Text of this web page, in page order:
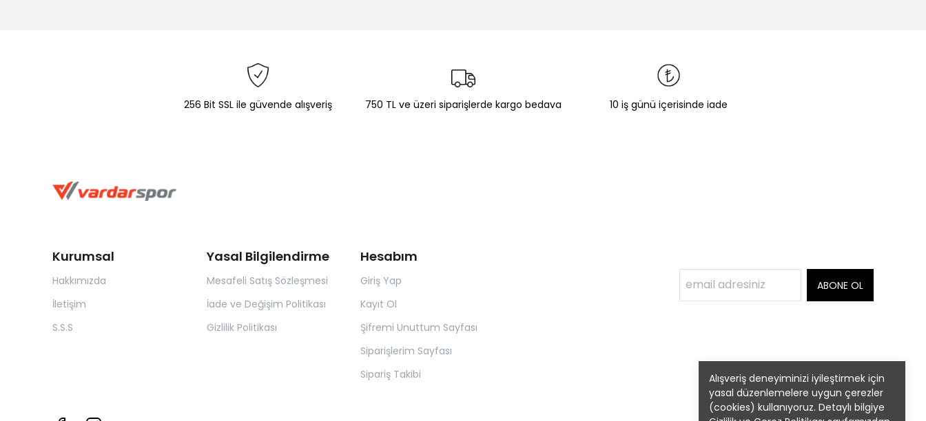
Alışveriş deneyiminizi iyileştirmek için
yasal düzenlemelere uygun çerezler
(cookies) kullanıyoruz. Detaylı bilgiye
256 Bit SSL ile güvende alışveriş 750 TL ve üzeri siparişlerde kargo bedava 10 iş günü içerisinde iade
Kurumsal
Hakkımızda
İletişim
S.S.S
Yasal Bilgilendirme
Mesafeli Satış Sözleşmesi
İade ve Değişim Politikası
Gizlilik Politikası
Hesabım
Giriş Yap
Kayıt Ol
Şifremi Unuttum Sayfası
Siparişlerim Sayfası
Sipariş Takibi
ABONE OL